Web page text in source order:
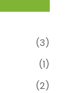
(53)
(3)
(1)
(2)